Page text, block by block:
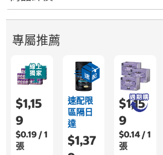
專屬推薦
$1,15
9
$0.19 / 1
張
速配限
區隔日
達
$1,37
$1,15
9
$0.14 / 1
張